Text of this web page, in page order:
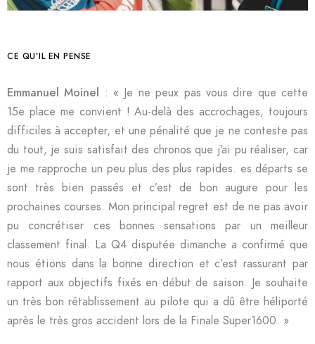
CE QU’IL EN PENSE
Emmanuel Moinel : « Je ne peux pas vous dire que cette
15e place me convient ! Au-delà des accrochages, toujours
difficiles à accepter, et une pénalité que je ne conteste pas
du tout, je suis satisfait des chronos que j’ai pu réaliser, car
je me rapproche un peu plus des plus rapides. es départs se
sont très bien passés et c’est de bon augure pour les
prochaines courses. Mon principal regret est de ne pas avoir
pu concrétiser ces bonnes sensations par un meilleur
classement final. La Q4 disputée dimanche a confirmé que
nous étions dans la bonne direction et c’est rassurant par
rapport aux objectifs fixés en début de saison. Je souhaite
un très bon rétablissement au pilote qui a dû être héliporté
après le très gros accident lors de la Finale Super1600. »